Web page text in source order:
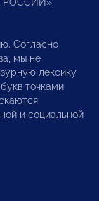
Согласно
мы не
лексику
точками,
и социальной